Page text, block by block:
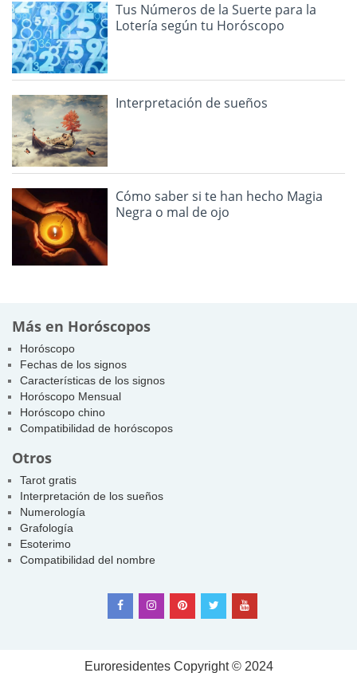
Tus Números de la Suerte para la
Lotería según tu Horóscopo
Interpretación de sueños
Cómo saber si te han hecho Magia
Negra o mal de ojo
Más en Horóscopos
Horóscopo
Fechas de los signos
Características de los signos
Horóscopo Mensual
Horóscopo chino
Compatibilidad de horóscopos
Otros
Tarot gratis
Interpretación de los sueños
Numerología
Grafología
Esoterimo
Compatibilidad del nombre
EuroresidentesCopyright © 2024